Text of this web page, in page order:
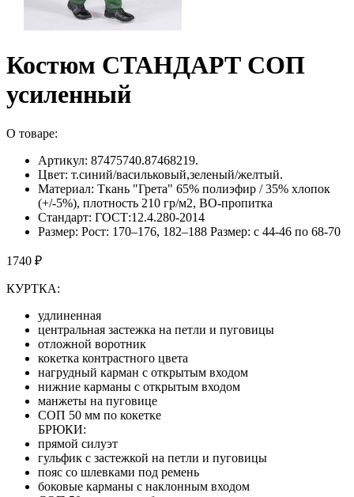
Костюм СТАНДАРТ СОП
усиленный
О товаре:
Артикул: 87475740.87468219.
Цвет: т.синий/васильковый,зеленый/желтый.
Материал: Ткань "Грета" 65% полиэфир / 35% хлопок
(+/-5%), плотность 210 гр/м2, ВО-пропитка
Стандарт: ГОСТ:12.4.280-2014
Размер: Рост: 170–176, 182–188 Размер: с 44-46 по 68-70
1740 ₽
КУРТКА:
удлиненная
центральная застежка на петли и пуговицы
отложной воротник
кокетка контрастного цвета
нагрудный карман с открытым входом
нижние карманы с открытым входом
манжеты на пуговице
СОП 50 мм по кокетке
БРЮКИ:
прямой силуэт
гульфик с застежкой на петли и пуговицы
пояс со шлевками под ремень
боковые карманы с наклонным входом